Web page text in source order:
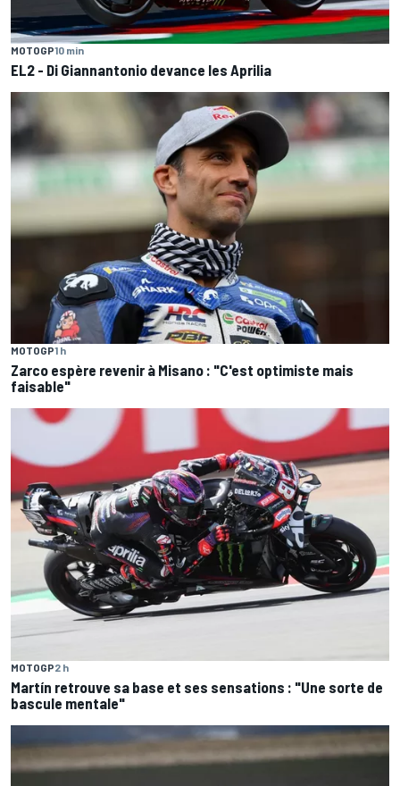
MOTOGP10 min
EL2 - Di Giannantonio devance les Aprilia
MOTOGP1 h
Zarco espère revenir à Misano : "C'est optimiste mais
faisable"
MOTOGP2 h
Martín retrouve sa base et ses sensations : "Une sorte de
bascule mentale"